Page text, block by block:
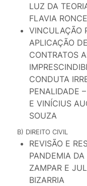
LUZ DA
FLAVIA
VINCULAÇÃO
APLICAÇÃO
CONTRATOS
CONDUTA
PENALIDADE
E VINÍCIUS
SOUZA
B) DIREITO CIVIL
REVISÃO E
PANDEMIA
ZAMPAR E
BIZARRIA